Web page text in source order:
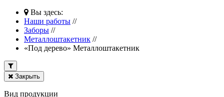
Вы здесь:
Наши работы //
Заборы //
Металлоштакетник //
«Под дерево» Металлоштакетник
Закрыть
Вид продукции